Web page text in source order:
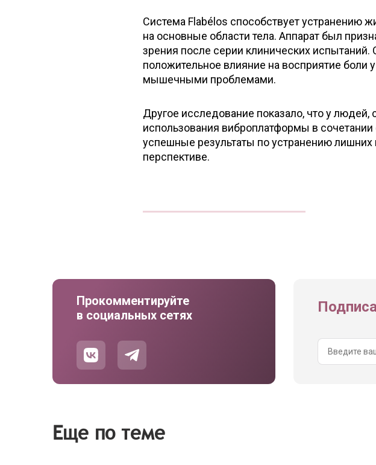
Система Flabélos способствует устранению
на основные области тела. Аппарат был
зрения после серии клинических
положительное влияние на восприятие боли
мышечными проблемами.
Другое исследование показало, что у
использования виброплатформы в сочетании
успешные результаты по устранению
перспективе.
Прокомментируйте
в социальных сетях
Еще по теме